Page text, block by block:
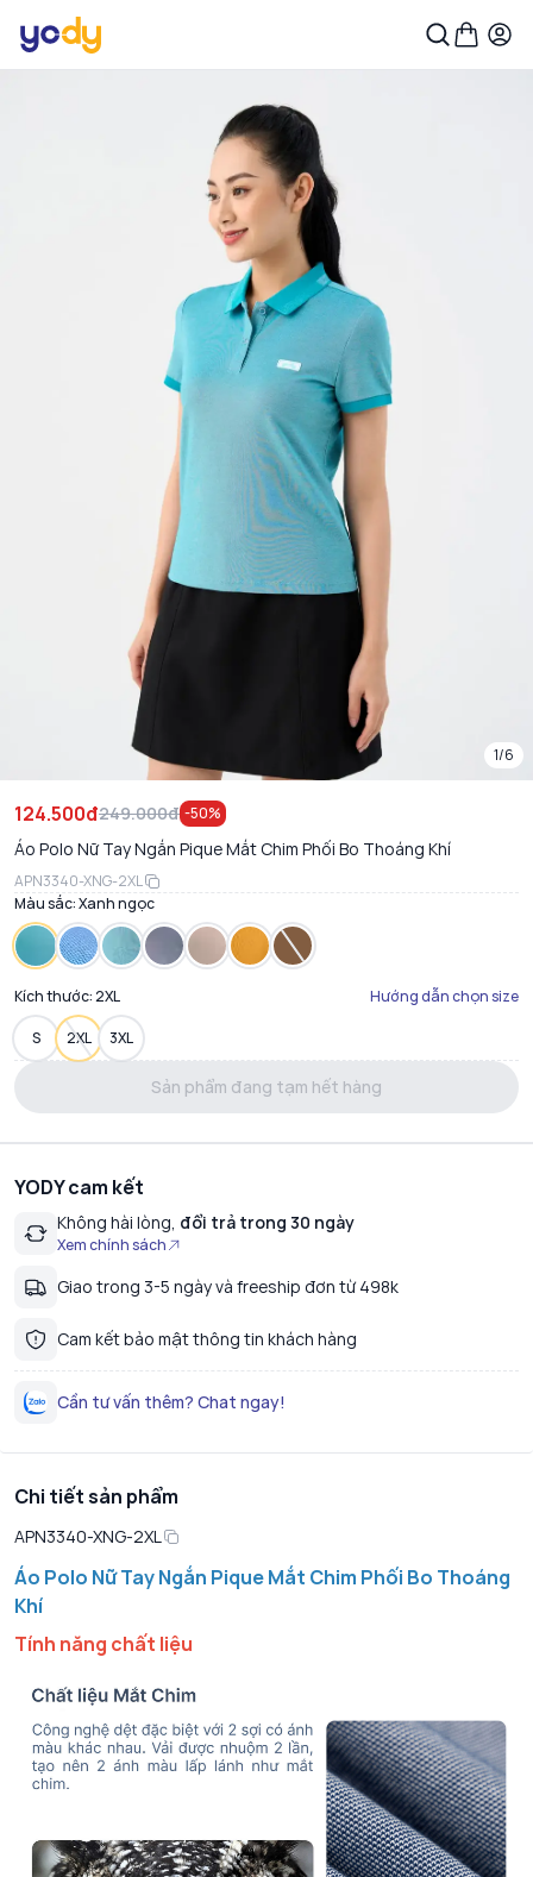
1/6
124.500đ249.000đ -50%
Áo Polo Nữ Tay Ngắn Pique Mắt Chim Phối Bo Thoáng Khí
APN3340-XNG-2XL
Màu sắc:Xanh ngọc
Kích thước:2XL Hướng dẫn chọn size
S 2XL 3XL
Sản phẩm đang tạm hết hàng
YODY cam kết
Không hài lòng, đổi trả trong 30 ngày
Xem chính sách
Giao trong 3-5 ngày và freeship đơn từ 498k
Cam kết bảo mật thông tin khách hàng
Cần tư vấn thêm? Chat ngay!
Chi tiết sản phẩm
APN3340-XNG-2XL
Áo Polo Nữ Tay Ngắn Pique Mắt Chim Phối Bo Thoáng
Khí
Tính năng chất liệu